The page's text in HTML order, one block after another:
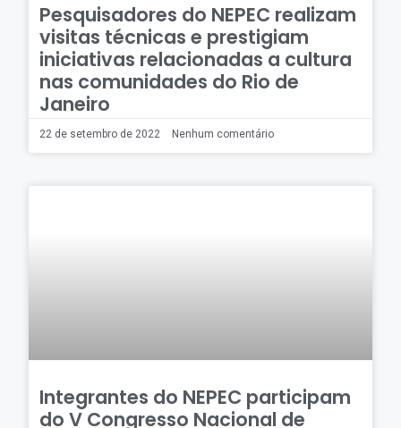
Pesquisadores do NEPEC realizam
visitas técnicas e prestigiam
iniciativas relacionadas a cultura
nas comunidades do Rio de
Janeiro
22 de setembro de 2022 Nenhum comentário
Integrantes do NEPEC participam
do V Congresso Nacional de